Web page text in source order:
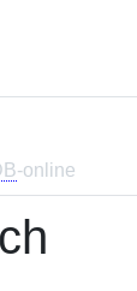
-online